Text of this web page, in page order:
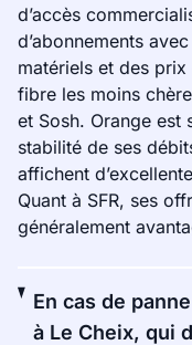
d’accès
d’abonnements
matériels et des
fibre les moins
et Sosh. Orange est
stabilité de ses
affichent
Quant à SFR, ses
généralement
En cas de
à Le Cheix, qui